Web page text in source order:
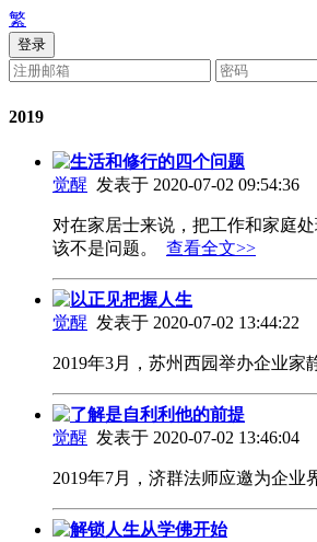
繁
登录
2019
生活和修行的四个问题
觉醒 发表于 2020-07-02 09:54:36
对在家居士来说，把工作和家庭
该不是问题。 查看全文>>
以正见把握人生
觉醒 发表于 2020-07-02 13:44:22
2019年3月，苏州西园举办企业
了解是自利利他的前提
觉醒 发表于 2020-07-02 13:46:04
2019年7月，济群法师应邀为企
解锁人生从学佛开始